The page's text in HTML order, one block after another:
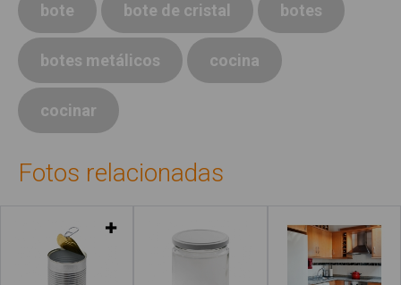
bote bote de cristal botes
botes metálicos cocina
cocinar
Fotos relacionadas